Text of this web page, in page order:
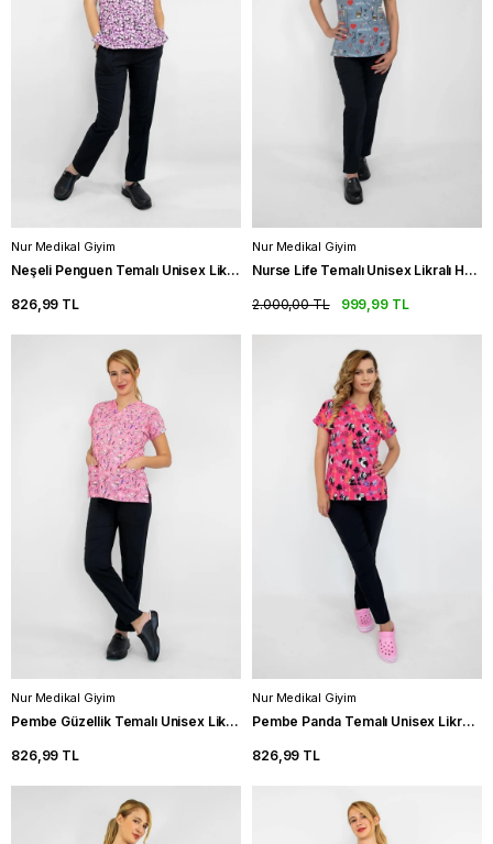
Nur Medikal Giyim
Neşeli Penguen Temalı Unisex Likralı Hemşire Üniforma Takım Scrubs
826,99 TL
Nur Medikal Giyim
Nurse Life Temalı Unisex Likralı Hemşire Üniforma Takım Doktor Scrubs
999,99 TL
2.000,00 TL
Nur Medikal Giyim
Pembe Güzellik Temalı Unisex Likralı Hemşire Üniforma Takımı Scrubs
826,99 TL
Nur Medikal Giyim
Pembe Panda Temalı Unisex Likralı Hemşire Forma Takım Doktor Scrubs
826,99 TL